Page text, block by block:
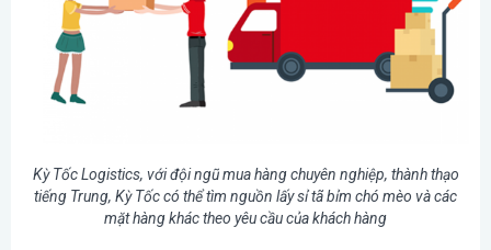
Kỳ Tốc Logistics, với đội ngũ mua hàng chuyên nghiệp, thành thạo
tiếng Trung, Kỳ Tốc có thể tìm nguồn lấy sỉ tã bỉm chó mèo và các
mặt hàng khác theo yêu cầu của khách hàng